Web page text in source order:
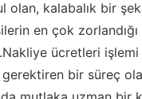
olan, kalabalık bir
en çok
ücretleri
bir süreç